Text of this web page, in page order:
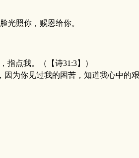
照你，赐恩给你。
指点我。（【诗31:3】）
因为你见过我的困苦，知道我心中